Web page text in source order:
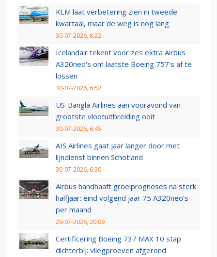
KLM laat verbetering zien in tweede
kwartaal, maar de weg is nog lang
30-07-2026, 8:22
Icelandair tekent voor zes extra Airbus
A320neo's om laatste Boeing 757's af te
lossen
30-07-2026, 6:52
US-Bangla Airlines aan vooravond van
grootste vlootuitbreiding ooit
30-07-2026, 6:45
AIS Airlines gaat jaar langer door met
lijndienst binnen Schotland
30-07-2026, 6:30
Airbus handhaaft groeiprognoses na sterk
halfjaar: eind volgend jaar 75 A320neo’s
per maand
29-07-2026, 20:09
Certificering Boeing 737 MAX 10 stap
dichterbij: vliegproeven afgerond